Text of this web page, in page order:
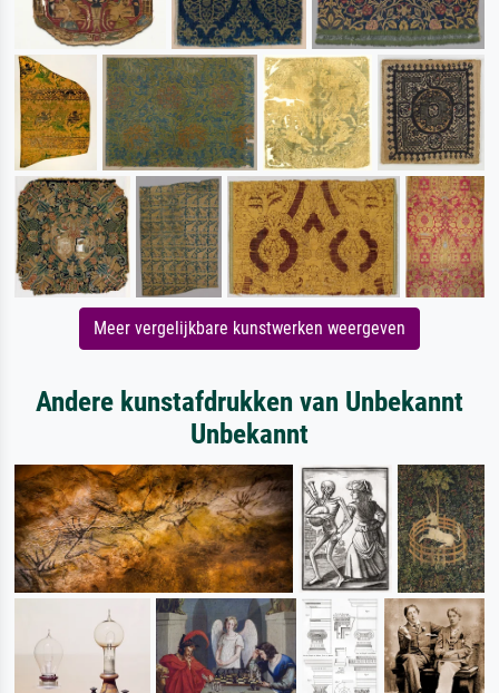
Meer vergelijkbare kunstwerken weergeven
Andere kunstafdrukken van Unbekannt
Unbekannt